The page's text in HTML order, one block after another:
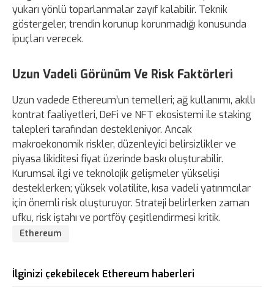
yukarı yönlü toparlanmalar zayıf kalabilir. Teknik
göstergeler, trendin korunup korunmadığı konusunda
ipuçları verecek.
Uzun Vadeli Görünüm Ve Risk Faktörleri
Uzun vadede Ethereum’un temelleri; ağ kullanımı, akıllı
kontrat faaliyetleri, DeFi ve NFT ekosistemi ile staking
talepleri tarafından destekleniyor. Ancak
makroekonomik riskler, düzenleyici belirsizlikler ve
piyasa likiditesi fiyat üzerinde baskı oluşturabilir.
Kurumsal ilgi ve teknolojik gelişmeler yükselişi
desteklerken; yüksek volatilite, kısa vadeli yatırımcılar
için önemli risk oluşturuyor. Strateji belirlerken zaman
ufku, risk iştahı ve portföy çeşitlendirmesi kritik.
Ethereum
İlginizi çekebilecek Ethereum haberleri